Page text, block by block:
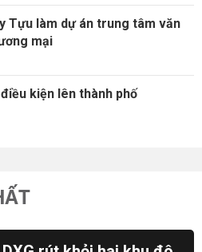
Tựu làm dự án trung tâm văn
mại
kiện lên thành phố